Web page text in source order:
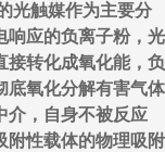
触媒作为主要分
响应的负离子粉，光
接转化成氧化能，负
底氧化分解有害气体
介，自身不被反应
附性载体的物理吸附